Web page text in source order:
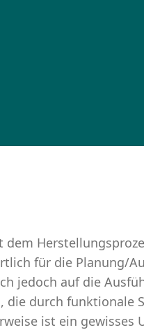
für die Planung/
jedoch auf die
die durch funktionale
ist ein gewisses